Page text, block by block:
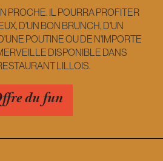
PROCHE. IL POURRA PROFITER
D'UN BON BRUNCH, D'UN
POUTINE OU DE N'IMPORTE
DISPONIBLE DANS
LILLOIS.
du fun